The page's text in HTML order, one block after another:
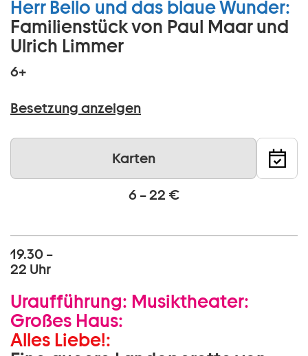
Herr Bello und das blaue Wunder:
Familienstück von Paul Maar und
Ulrich Limmer
6+
Besetzung anzeigen
Karten
6 – 22 €
19.30 –
22 Uhr
Uraufführung: Musiktheater:
Großes Haus:
Alles Liebe!: